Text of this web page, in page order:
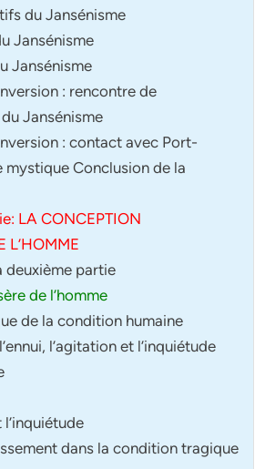
du Jansénisme
Jansénisme
Jansénisme
: rencontre de
Jansénisme
: contact avec Port-
mystique Conclusion de la
LA CONCEPTION
L’HOMME
deuxième partie
de l’homme
de la condition humaine
l’agitation et l’inquiétude
l’inquiétude
dans la condition tragique